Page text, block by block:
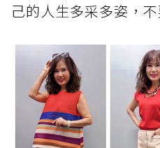
己的人生多采多姿，